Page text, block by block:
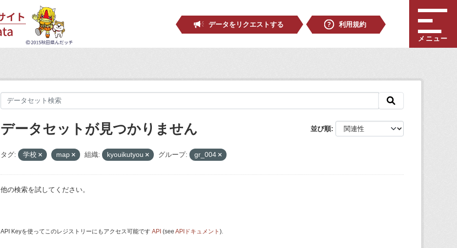
データをリクエストする
利用規約
メニュー
並び順
データセットが見つかりません
タグ: 学校 map 組織: kyouikutyou グループ: gr_004
他の検索を試してください。
API Keyを使ってこのレジストリーにもアクセス可能です API (see APIドキュメント ).